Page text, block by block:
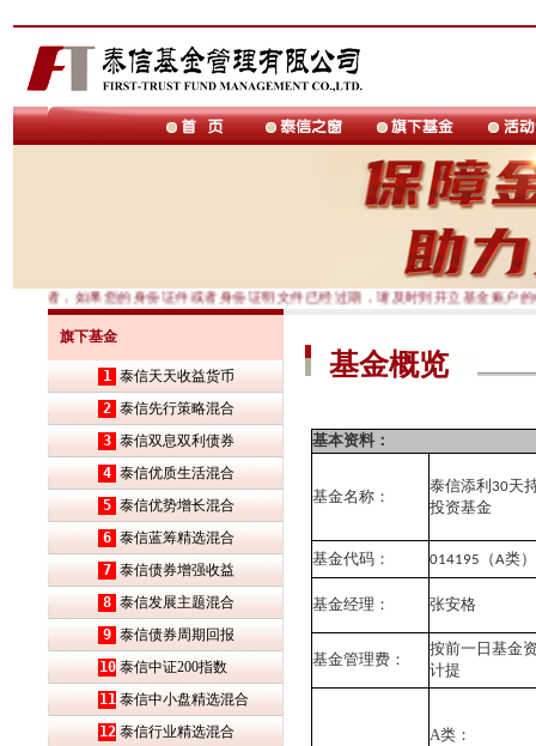
投资者，如果您的身份证件或者身份证明文件已经过期，请及时到开立基金账户
旗下基金
1 泰信天天收益货币
2 泰信先行策略混合
3 泰信双息双利债券
4 泰信优质生活混合
5 泰信优势增长混合
6 泰信蓝筹精选混合
7 泰信债券增强收益
8 泰信发展主题混合
9 泰信债券周期回报
10 泰信中证200指数
11 泰信中小盘精选混合
12 泰信行业精选混合
基金概览
基本资料：
基金名称：
泰信添利30天
投资基金
基金代码： 014195 （A类
基金经理： 张安格
基金管理费：
按前一日基金
计提
A类：